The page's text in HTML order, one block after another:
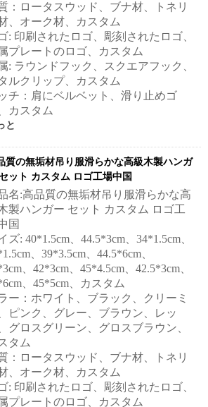
：ロータスウッド、ブナ材、トネリ
、オーク材、カスタム
: 印刷されたロゴ、彫刻されたロゴ、
プレートのロゴ、カスタム
: ラウンドフック、スクエアフック、
ルクリップ、カスタム
チ：肩にベルベット、滑り止めゴ
カスタム
と
質の無垢材吊り服滑らかな高級木製ハンガ
ット カスタム ロゴ工場中国
名:高品質の無垢材吊り服滑らかな高
製ハンガー セット カスタム ロゴ工
国
ズ: 40*1.5cm、44.5*3cm、34*1.5cm、
、39*3.5cm、44.5*6cm、
、42*3cm、45*4.5cm、42.5*3cm、
、45*5cm、カスタム
ー：ホワイト、ブラック、クリーミ
ピンク、グレー、ブラウン、レッ
グロスグリーン、グロスブラウン、
タム
：ロータスウッド、ブナ材、トネリ
、オーク材、カスタム
: 印刷されたロゴ、彫刻されたロゴ、
プレートのロゴ、カスタム